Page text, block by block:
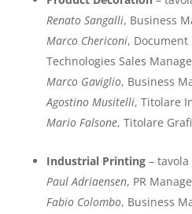
Renato Sangalli, Business
Marco Chericoni, Document
Technologies Sales
Marco Gaviglio, Business
Agostino Musitelli, Titolare
Mario Falsone, Titolare
Industrial Printing– tavola
Paul Adriaensen, PR
Fabio Colombo, Business